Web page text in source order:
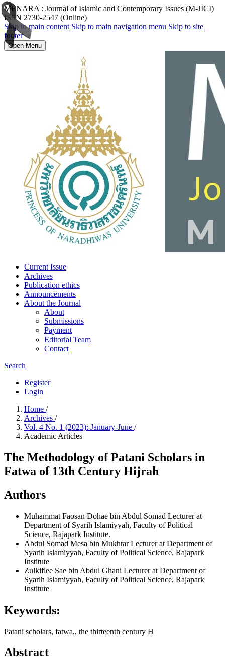
MENARA : Journal of Islamic and Contemporary Issues (M-JICI)
ISSN 2730-2547 (Online)
Skip to main content Skip to main navigation menu Skip to site
footer
Open Menu
Current Issue
Archives
Publication ethics
Announcements
About the Journal
About
Submissions
Payment
Editorial Team
Contact
Search
Register
Login
Home /
Archives /
Vol. 4 No. 1 (2023): January-June /
Academic Articles
The Methodology of Patani Scholars in
Fatwa of 13th Century Hijrah
Authors
Muhammat Faosan Dohae bin Abdul Somad Lecturer at
Department of Syarih Islamiyyah, Faculty of Political
Science, Rajapark Institute.
Abdul Somad Mesa bin MukhtarLecturer at Department of
Syarih Islamiyyah, Faculty of Political Science, Rajapark
Institute
Zulkiflee Sae bin Abdul Ghani Lecturer at Department of
Syarih Islamiyyah, Faculty of Political Science, Rajapark
Institute
Keywords:
Patani scholars, fatwa,, the thirteenth century H
Abstract